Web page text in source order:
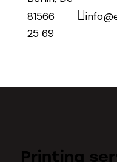
81566
25 69
Printing